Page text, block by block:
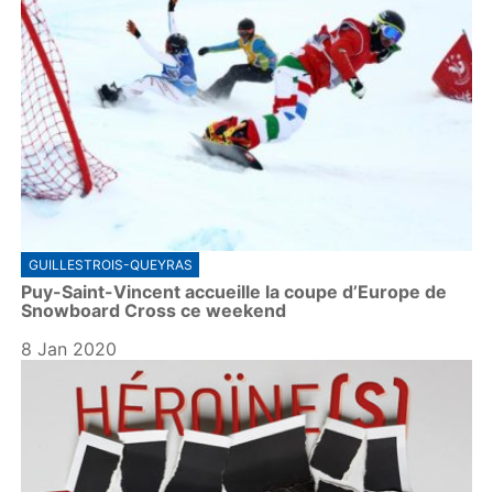
GUILLESTROIS-QUEYRAS
Puy-Saint-Vincent accueille la coupe d’Europe de
Snowboard Cross ce weekend
8 Jan 2020